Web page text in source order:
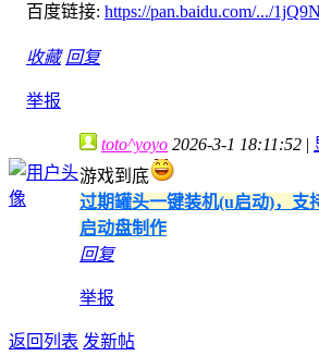
百度链接: https://pan.baidu.com/.../
收藏 回复
举报
toto^yoyo 2026-3-1 18:11:52 |
游戏到底
过期罐头一键装机(u启动)，支
启动盘制作
回复
举报
返回列表 发新帖